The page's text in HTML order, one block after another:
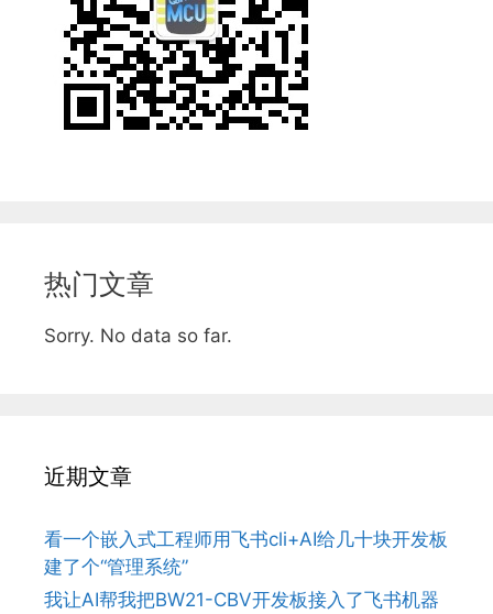
热门文章
Sorry. No data so far.
近期文章
看一个嵌入式工程师用飞书cli+AI给几十块开发板
建了个“管理系统”
我让AI帮我把BW21-CBV开发板接入了飞书机器